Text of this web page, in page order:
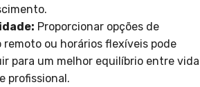
Proporcionar opções de
remoto ou horários flexíveis pode
para um melhor equilíbrio entre vida
profissional.